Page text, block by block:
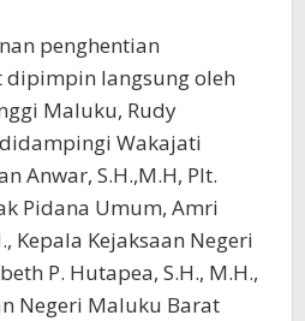
penghentian
langsung oleh
Maluku, Rudy
didampingi Wakajati
Anwar, S.H.,M.H, Plt.
Pidana Umum, Amri
Kepala Kejaksaan Negeri
P. Hutapea, S.H., M.H.,
Negeri Maluku Barat